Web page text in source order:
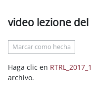
video lezione
Marcar como hecha
Haga clic en
archivo.